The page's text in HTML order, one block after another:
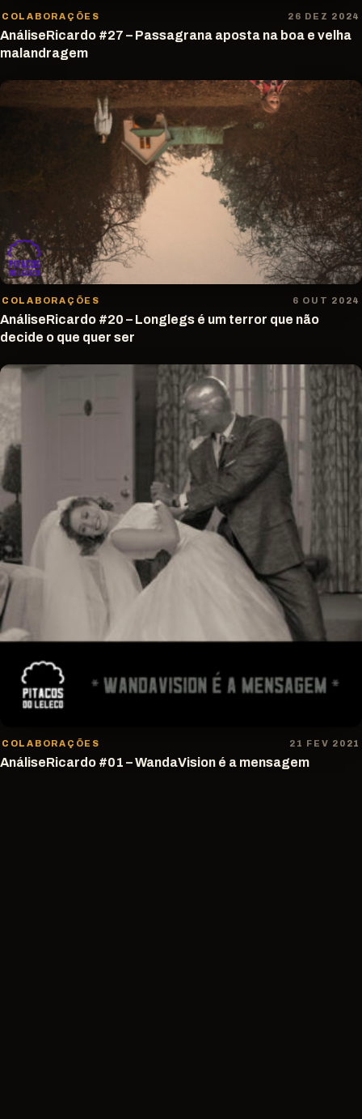
COLABORAÇÕES 26 DEZ 2024
AnáliseRicardo #27 – Passagrana aposta na boa e velha
malandragem
COLABORAÇÕES 6 OUT 2024
AnáliseRicardo #20 – Longlegs é um terror que não
decide o que quer ser
COLABORAÇÕES 21 FEV 2021
AnáliseRicardo #01 – WandaVision é a mensagem